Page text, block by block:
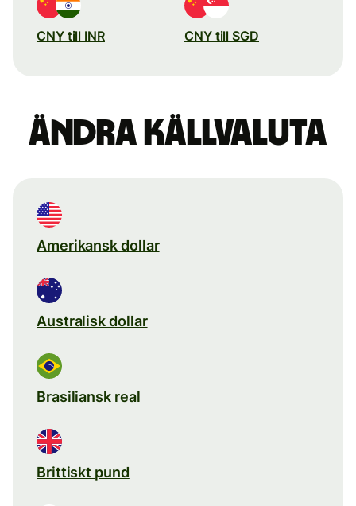
CNY till INR CNY till SGD
Ändra källvaluta
Amerikansk dollar
Australisk dollar
Brasiliansk real
Brittiskt pund